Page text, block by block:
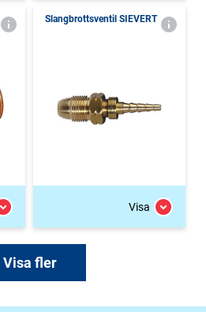
Slangbrottsventil SIEVERT
Visa
Visa fler